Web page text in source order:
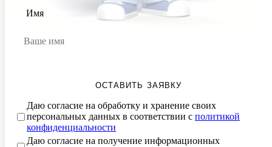
Имя
ОСТАВИТЬ ЗАЯВКУ
Даю согласие на обработку и хранение своих
персональных данных в соответствии с политикой
конфиденциальности
Даю согласие на получение информационных